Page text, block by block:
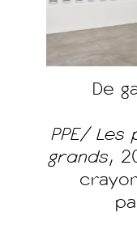
De
PPE/
grands,